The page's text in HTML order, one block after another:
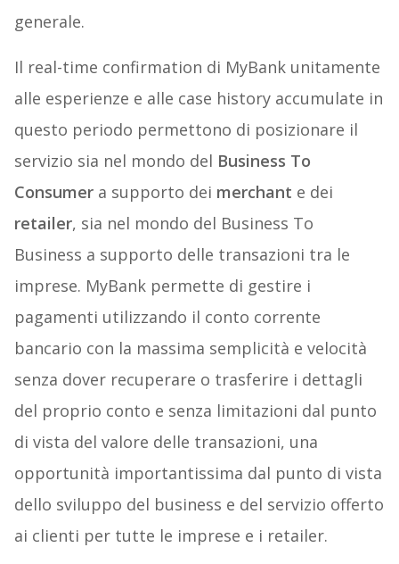
generale.
Il real-time confirmation di MyBank unitamente
alle esperienze e alle case history accumulate in
questo periodo permettono di posizionare il
servizio sia nel mondo del Business To
Consumer a supporto dei merchant e dei
retailer, sia nel mondo del Business To
Business a supporto delle transazioni tra le
imprese. MyBank permette di gestire i
pagamenti utilizzando il conto corrente
bancario con la massima semplicità e velocità
senza dover recuperare o trasferire i dettagli
del proprio conto e senza limitazioni dal punto
di vista del valore delle transazioni, una
opportunità importantissima dal punto di vista
dello sviluppo del business e del servizio offerto
ai clienti per tutte le imprese e i retailer.